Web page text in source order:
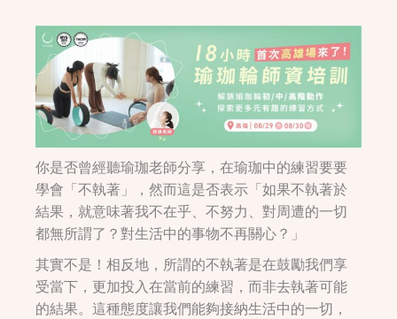
你是否曾經聽瑜珈老師分享，在瑜珈中的練習要要
學會「不執著」，然而這是否表示「如果不執著於
結果，就意味著我不在乎、不努力、對周遭的一切
都無所謂了？對生活中的事物不再關心？」
其實不是！相反地，所謂的不執著是在鼓勵我們享
受當下，更加投入在當前的練習，而非去執著可能
的結果。這種態度讓我們能夠接納生活中的一切，